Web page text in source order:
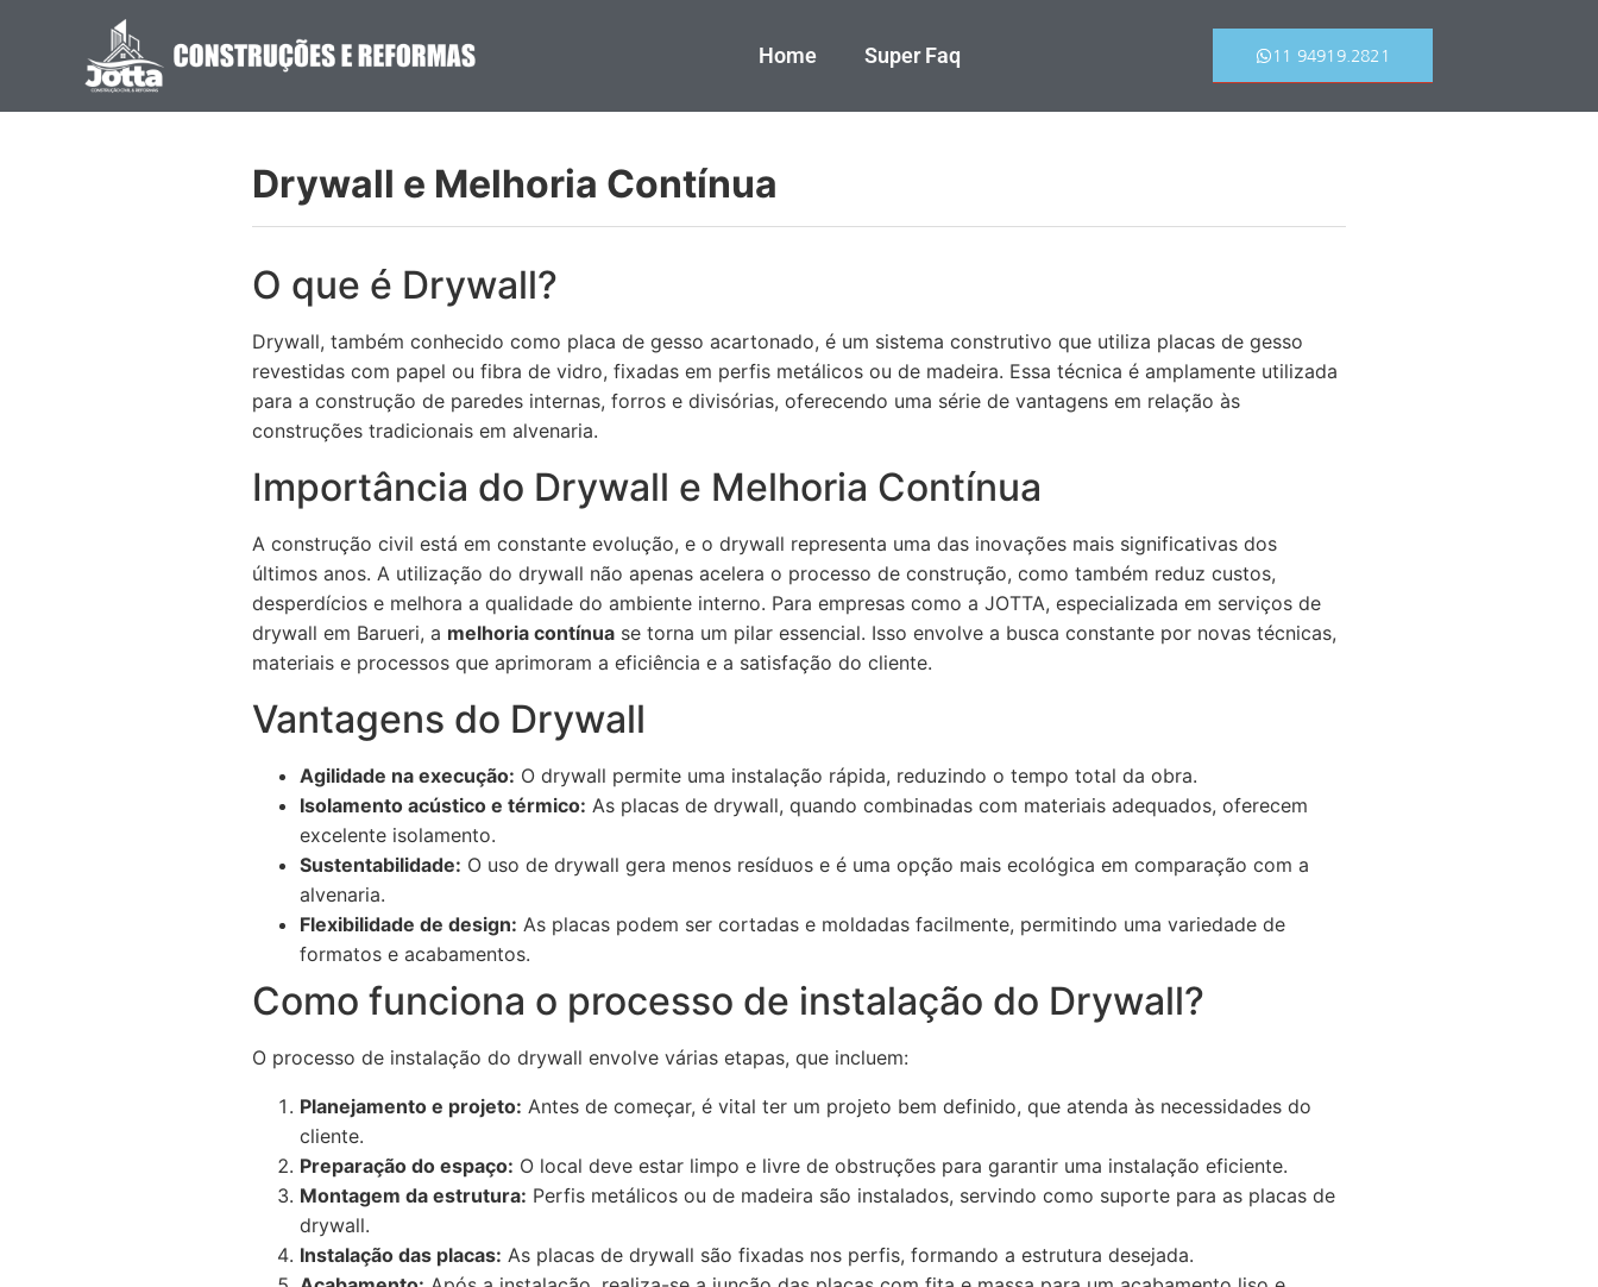
Home Super Faq 11 94919.2821
Drywall e Melhoria Contínua
O que é Drywall?
Drywall, também conhecido como placa de gesso acartonado, é um sistema construtivo que utiliza placas de gesso
revestidas com papel ou fibra de vidro, fixadas em perfis metálicos ou de madeira. Essa técnica é amplamente utilizada
para a construção de paredes internas, forros e divisórias, oferecendo uma série de vantagens em relação às
construções tradicionais em alvenaria.
Importância do Drywall e Melhoria Contínua
A construção civil está em constante evolução, e o drywall representa uma das inovações mais significativas dos
últimos anos. A utilização do drywall não apenas acelera o processo de construção, como também reduz custos,
desperdícios e melhora a qualidade do ambiente interno. Para empresas como a JOTTA, especializada em serviços de
drywall em Barueri, a melhoria contínua se torna um pilar essencial. Isso envolve a busca constante por novas técnicas,
materiais e processos que aprimoram a eficiência e a satisfação do cliente.
Vantagens do Drywall
Agilidade na execução: O drywall permite uma instalação rápida, reduzindo o tempo total da obra.
Isolamento acústico e térmico: As placas de drywall, quando combinadas com materiais adequados, oferecem
excelente isolamento.
Sustentabilidade: O uso de drywall gera menos resíduos e é uma opção mais ecológica em comparação com a
alvenaria.
Flexibilidade de design: As placas podem ser cortadas e moldadas facilmente, permitindo uma variedade de
formatos e acabamentos.
Como funciona o processo de instalação do Drywall?
O processo de instalação do drywall envolve várias etapas, que incluem:
Planejamento e projeto: Antes de começar, é vital ter um projeto bem definido, que atenda às necessidades do
cliente.
Preparação do espaço: O local deve estar limpo e livre de obstruções para garantir uma instalação eficiente.
Montagem da estrutura: Perfis metálicos ou de madeira são instalados, servindo como suporte para as placas de
drywall.
Instalação das placas: As placas de drywall são fixadas nos perfis, formando a estrutura desejada.